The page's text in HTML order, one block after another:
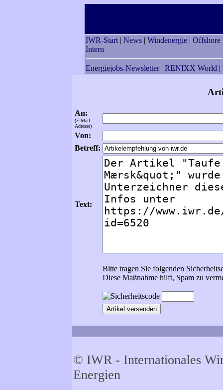
IWR-Start | News | Windenergie | Offshore
Intern
Energiejobs-Newsletter| RENIXX World |
An:
(E-Mail
Adresse)
Von:
Betreff:
Text:
Bitte tragen Sie folgenden
Diese Maßnahme hilft, Spam zu
© IWR - Internationales
Energien